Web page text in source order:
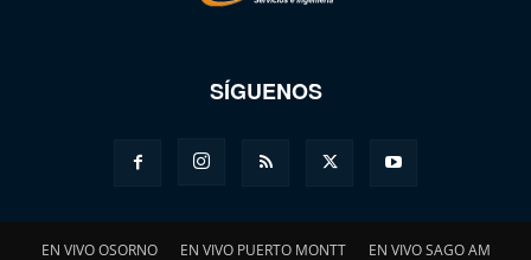
SÍGUENOS
EN VIVO OSORNO EN VIVO PUERTO MONTT EN VIVO SAGO AM